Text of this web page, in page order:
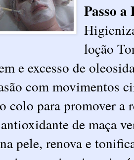
Passo a
loção
e excesso de
com movimentos
colo para promover a
de maça
pele, renova e